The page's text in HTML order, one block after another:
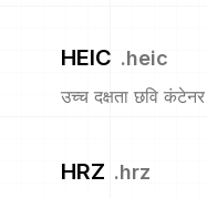
HEIC .heic
उच्च दक्षता छवि कंटेनर
HRZ .hrz